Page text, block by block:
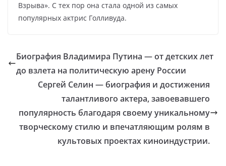
Взрыва». С тех пор она стала одной из самых
популярных актрис Голливуда.
Биография Владимира Путина — от детских лет
до взлета на политическую арену России
Сергей Селин — биография и достижения
талантливого актера, завоевавшего
популярность благодаря своему уникальному
творческому стилю и впечатляющим ролям в
культовых проектах киноиндустрии.